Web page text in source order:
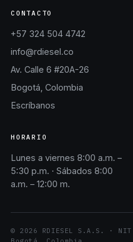
CONTACTO
+57 324 504 4742
info@rdiesel.co
Av. Calle 6 #20A-26
Bogotá, Colombia
Escríbanos
HORARIO
Lunes a viernes 8:00 a.m. –
5:30 p.m. · Sábados 8:00
a.m. – 12:00 m.
© 2026 RDIESEL S.A.S. · NIT